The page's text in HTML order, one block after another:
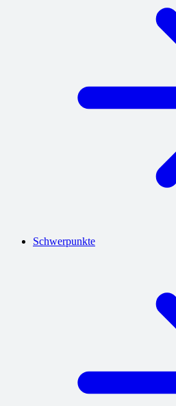
Schwerpunkte